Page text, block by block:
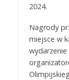
2024.
Nagrody
miejsce w